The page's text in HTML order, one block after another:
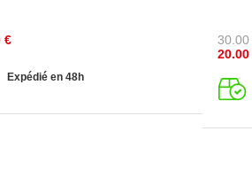
€
Expédié en 48h
30.00
20.00